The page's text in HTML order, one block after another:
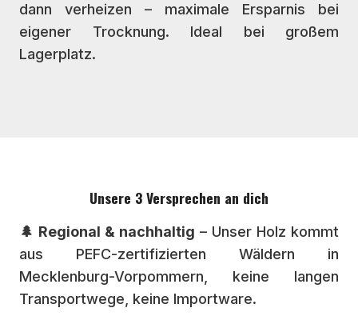
dann verheizen – maximale Ersparnis bei
eigener Trocknung. Ideal bei großem
Lagerplatz.
Unsere 3 Versprechen an dich
🌲 Regional & nachhaltig – Unser Holz kommt
aus PEFC-zertifizierten Wäldern in
Mecklenburg-Vorpommern, keine langen
Transportwege, keine Importware.